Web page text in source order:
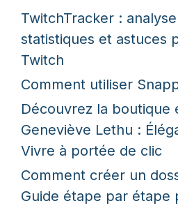
TwitchTracker :
statistiques et astuces
Twitch
Comment utiliser
Découvrez la boutique
Geneviève Lethu :
Vivre à portée de clic
Comment créer un
Guide étape par étape